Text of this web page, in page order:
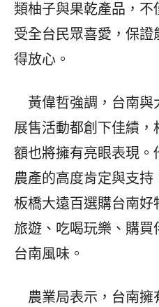
類柚子與果乾產品，
受全台民眾喜愛，保
得放心。
黃偉哲強調，台南與
展售活動都創下佳績
額也將擁有亮眼表現
農產的高度肯定與支
板橋大遠百選購台南
旅遊、吃喝玩樂、購
台南風味。
農業局表示，台南擁